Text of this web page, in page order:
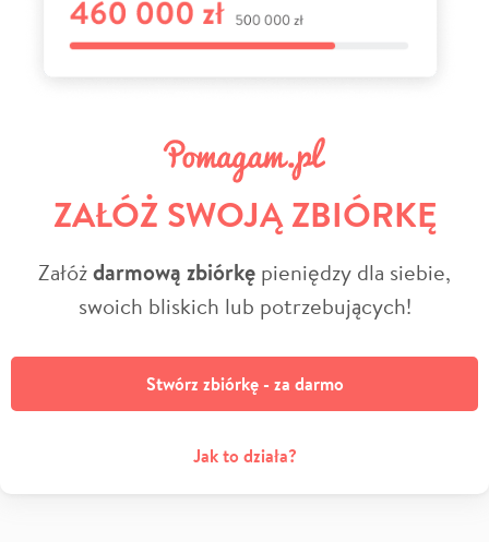
ZAŁÓŻ SWOJĄ ZBIÓRKĘ
Załóżdarmową zbiórkę pieniędzy dla siebie,
swoich bliskich lub potrzebujących!
Stwórz zbiórkę - za darmo
Jak to działa?